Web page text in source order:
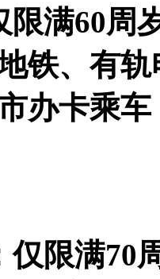
限满60周
铁、有
办卡乘
仅限满70